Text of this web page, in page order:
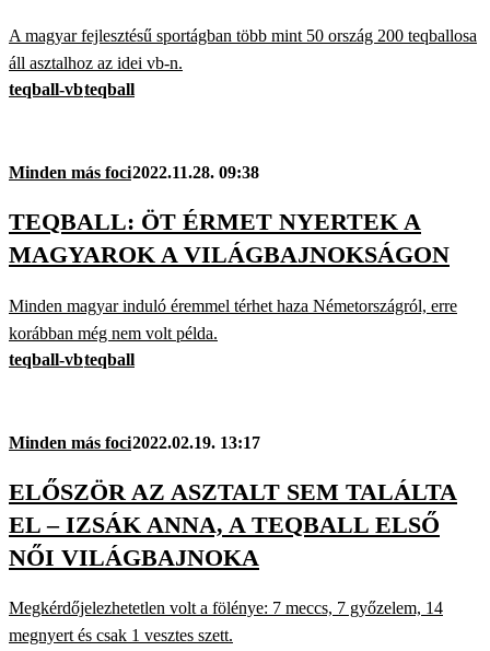
A magyar fejlesztésű sportágban több mint 50 ország 200 teqballosa
áll asztalhoz az idei vb-n.
teqball-vbteqball
Minden más foci2022.11.28. 09:38
TEQBALL: ÖT ÉRMET NYERTEK A
MAGYAROK A VILÁGBAJNOKSÁGON
Minden magyar induló éremmel térhet haza Németországról, erre
korábban még nem volt példa.
teqball-vbteqball
Minden más foci2022.02.19. 13:17
ELŐSZÖR AZ ASZTALT SEM TALÁLTA
EL – IZSÁK ANNA, A TEQBALL ELSŐ
NŐI VILÁGBAJNOKA
Megkérdőjelezhetetlen volt a fölénye: 7 meccs, 7 győzelem, 14
megnyert és csak 1 vesztes szett.